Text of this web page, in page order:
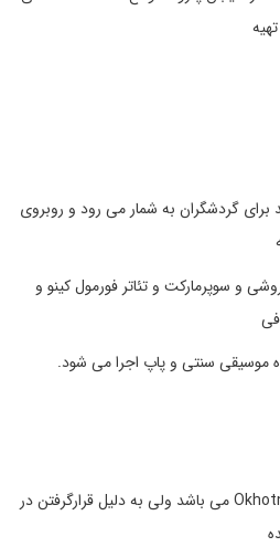
برای گردشگران به شمار می رود و روبروی
و سوپرمارکت و تئاتر فورمول کینو و
سنتی و پاپ اجرا می شود.
نام اصلی این مرکز خرید Okhotny Ryad می باشد ولی به دلیل قرارگرفتن در